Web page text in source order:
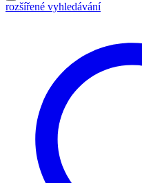
rozšířené vyhledávání